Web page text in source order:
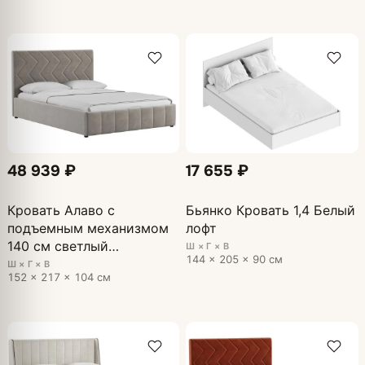
48 939 ₽
Кровать Алаво с
подъемным механизмом
140 см светлый
кварцевый, серый
Ш × Г × В
152 × 217 × 104 см
17 655 ₽
Бьянко Кровать 1,4 Белый
лофт
Ш × Г × В
144 × 205 × 90 см